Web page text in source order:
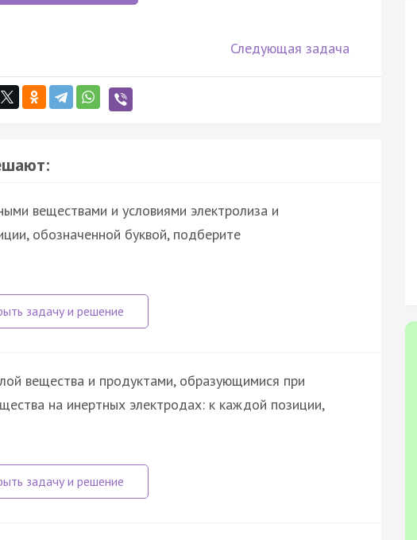
Следующая задача
веществами и условиями электролиза и
обозначенной буквой, подберите
вещества и продуктами, образующимися при
на инертных электродах: к каждой позиции,